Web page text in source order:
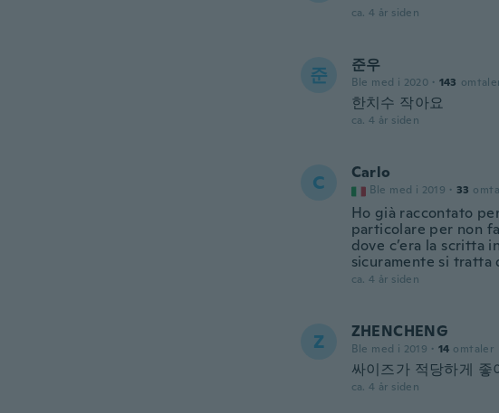
ca. 4 år siden
준 준우
Ble med i 2020 · 143
한치수 작아요
ca. 4 år siden
C Carlo
Ble med i 2019 · 33
Ho già raccontato
particolare per non
dove c’era la scritta
sicuramente si tratta
ca. 4 år siden
Z ZHENCHENG
Ble med i 2019 · 14 omtaler
싸이즈가 적당하게 좋
ca. 4 år siden